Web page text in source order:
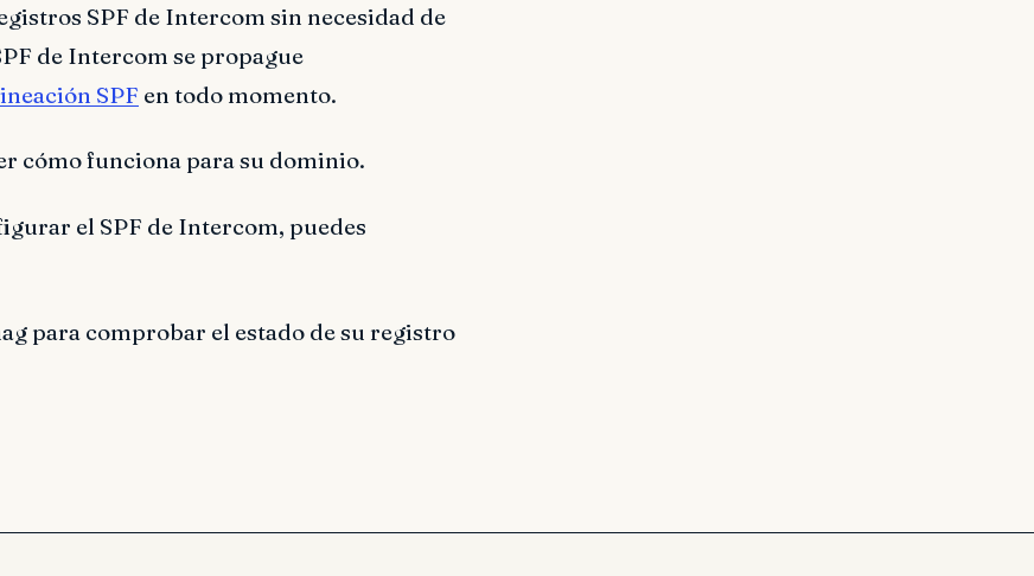
SPF de Intercom sin necesidad de
de Intercom se propague
SPF en todo momento.
cómo funciona para su dominio.
el SPF de Intercom, puedes
para comprobar el estado de su registro